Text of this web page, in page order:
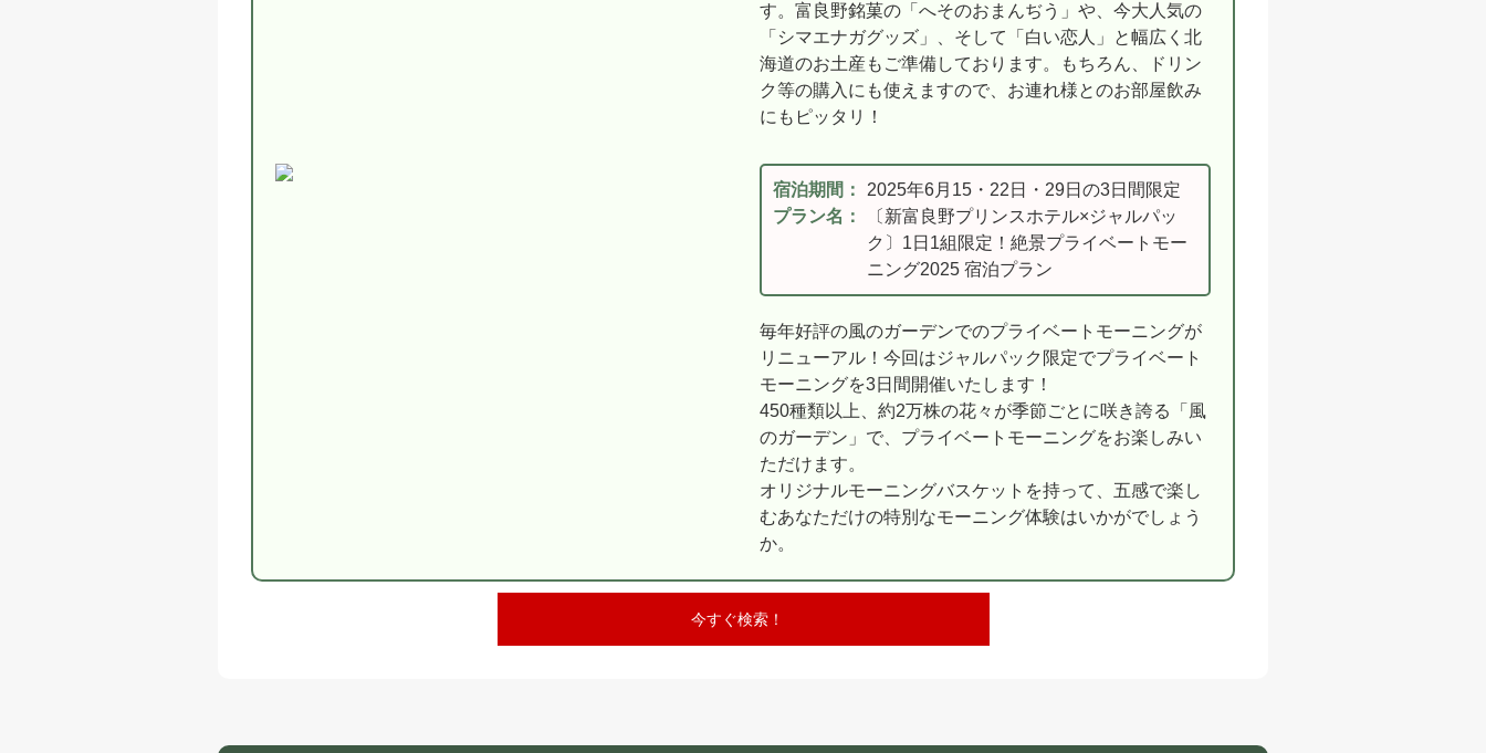
す。富良野銘菓の「へそのおまんぢう」や、今大人気の
「シマエナガグッズ」、そして「白い恋人」と幅広く北
海道のお土産もご準備しております。もちろん、ドリン
ク等の購入にも使えますので、お連れ様とのお部屋飲み
にもピッタリ！
宿泊期間：
2025年6月15・22日・29日の3日間限定
プラン名：
〔新富良野プリンスホテル×ジャルパッ
ク〕1日1組限定！絶景プライベートモー
ニング2025 宿泊プラン
毎年好評の風のガーデンでのプライベートモーニングが
リニューアル！今回はジャルパック限定でプライベート
モーニングを3日間開催いたします！
450種類以上、約2万株の花々が季節ごとに咲き誇る「風
のガーデン」で、プライベートモーニングをお楽しみい
ただけます。
オリジナルモーニングバスケットを持って、五感で楽し
むあなただけの特別なモーニング体験はいかがでしょう
か。
今すぐ検索！